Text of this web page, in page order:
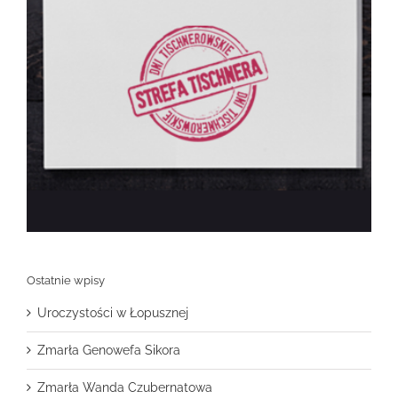
Ostatnie wpisy
Uroczystości w Łopusznej
Zmarła Genowefa Sikora
Zmarła Wanda Czubernatowa